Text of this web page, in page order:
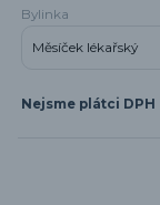
Bylinka
Nejsme plátci DPH